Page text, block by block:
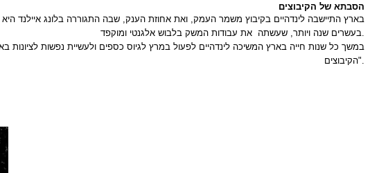
הסבתא של הקיבוצים
בעשרים שנה ויותר, שעשתה
במשך כל שנות חייה בארץ המשיכה לינדהיים לפעול במרץ לגיוס כספים ולעשיית נפשות
הקיבוצים".